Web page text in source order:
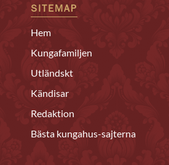
SITEMAP
Hem
Kungafamiljen
Utländskt
Kändisar
Redaktion
Bästa kungahus-sajterna